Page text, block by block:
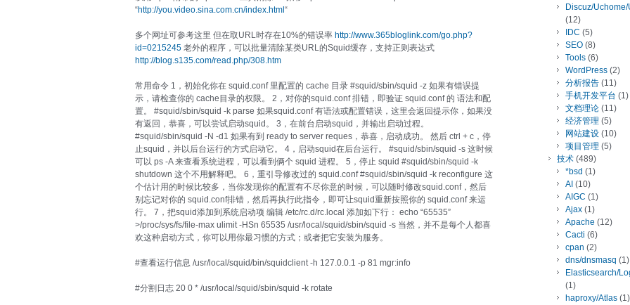
“http://you.video.sina.com.cn/index.html “
多个网址可参考这里 但在取URL时存在10%的错误率 http://www.365bloglink.com/go.php?
id=0215245 老外的程序，可以批量清除某类URL的Squid缓存，支持正则表达式
http://blog.s135.com/read.php/308.htm
常用命令 1，初始化你在 squid.conf 里配置的 cache 目录 #squid/sbin/squid -z 如果有错误提
示，请检查你的 cache目录的权限。 2，对你的squid.conf 排错，即验证 squid.conf 的 语法和配
置。 #squid/sbin/squid -k parse 如果squid.conf 有语法或配置错误，这里会返回提示你，如果没
有返回，恭喜，可以尝试启动squid。 3，在前台启动squid，并输出启动过程。
#squid/sbin/squid -N -d1 如果有到 ready to server reques，恭喜，启动成功。 然后 ctrl + c，停
止squid，并以后台运行的方式启动它。 4，启动squid在后台运行。 #squid/sbin/squid -s 这时候
可以 ps -A 来查看系统进程，可以看到俩个 squid 进程。 5，停止 squid #squid/sbin/squid -k
shutdown 这个不用解释吧。 6，重引导修改过的 squid.conf #squid/sbin/squid -k reconfigure 这
个估计用的时候比较多，当你发现你的配置有不尽你意的时候，可以随时修改squid.conf，然后
别忘记对你的 squid.conf排错，然后再执行此指令，即可让squid重新按照你的 squid.conf 来运
行。 7，把squid添加到系统启动项 编辑 /etc/rc.d/rc.local 添加如下行： echo “65535”
>/proc/sys/fs/file-max ulimit -HSn 65535 /usr/local/squid/sbin/squid -s 当然，并不是每个人都喜
欢这种启动方式，你可以用你最习惯的方式；或者把它安装为服务。
#查看运行信息 /usr/local/squid/bin/squidclient -h 127.0.0.1 -p 81 mgr:info
#分割日志 20 0 * /usr/local/squid/sbin/squid -k rotate
Discuz/
(12)
IDC (5)
SEO (8)
Tools (6)
WordPress (2)
分析报告 (11)
手机开发平台 (1)
文档理论 (11)
经济管理 (5)
网站建设 (10)
项目管理 (5)
技术 (489)
*bsd (1)
AI (10)
AIGC (1)
Ajax (1)
Apache (12)
Cacti (6)
cpan (2)
dns/dnsmasq (1)
Elasticsearch/
(1)
haproxy/Atlas (1)